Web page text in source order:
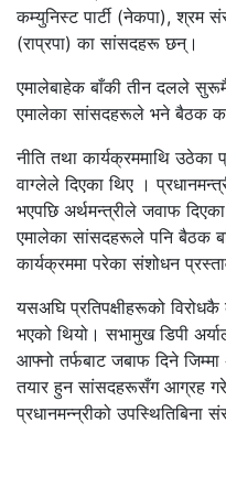
कम्युनिस्ट पार्टी (नेकपा), श्रम
(राप्रपा) का सांसदहरू छन्।
एमालेबाहेक बाँकी तीन दलले
एमालेका सांसदहरूले भने बैठक
नीति तथा कार्यक्रममाथि उठेका
वाग्लेले दिएका थिए ।
भएपछि अर्थमन्त्रीले जवाफ
एमालेका सांसदहरूले पनि बैठक
कार्यक्रममा परेका संशोधन
यसअघि प्रतिपक्षीहरूको
भएको थियो। सभामुख डिपी
आफ्नो तर्फबाट जबाफ दिने
तयार हुन सांसदहरूसँग आग्रह
प्रधानमन्न्रीको